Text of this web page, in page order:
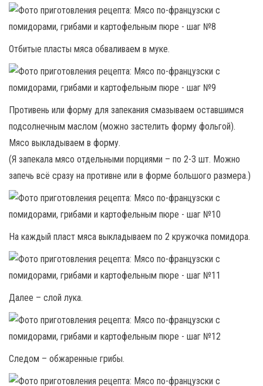
Отбитые пласты мяса обваливаем в муке.
Противень или форму для запекания смазываем оставшимся
подсолнечным маслом (можно застелить форму фольгой).
Мясо выкладываем в форму.
(Я запекала мясо отдельными порциями – по 2-3 шт. Можно
запечь всё сразу на противне или в форме большого размера.)
На каждый пласт мяса выкладываем по 2 кружочка помидора.
Далее – слой лука.
Следом – обжаренные грибы.